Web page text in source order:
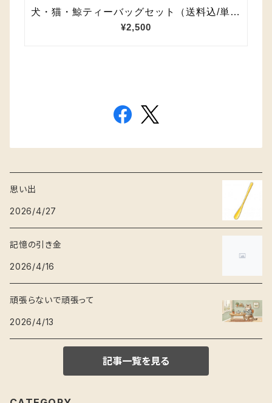
思い出
2026/4/27
記憶の引き金
2026/4/16
頑張らないで頑張って
2026/4/13
記事一覧を見る